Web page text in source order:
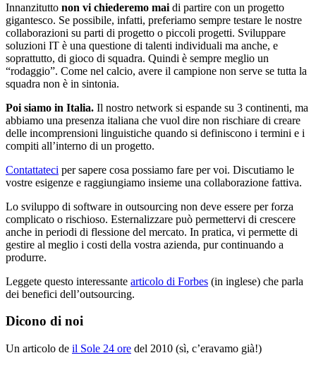
Innanzitutto non vi chiederemo mai di partire con un progetto
gigantesco. Se possibile, infatti, preferiamo sempre testare le nostre
collaborazioni su parti di progetto o piccoli progetti. Sviluppare
soluzioni IT è una questione di talenti individuali ma anche, e
soprattutto, di gioco di squadra. Quindi è sempre meglio un
“rodaggio”. Come nel calcio, avere il campione non serve se tutta la
squadra non è in sintonia.
Poi siamo in Italia. Il nostro network si espande su 3 continenti, ma
abbiamo una presenza italiana che vuol dire non rischiare di creare
delle incomprensioni linguistiche quando si definiscono i termini e i
compiti all’interno di un progetto.
Contattateci per sapere cosa possiamo fare per voi. Discutiamo le
vostre esigenze e raggiungiamo insieme una collaborazione fattiva.
Lo sviluppo di software in outsourcing non deve essere per forza
complicato o rischioso. Esternalizzare può permettervi di crescere
anche in periodi di flessione del mercato. In pratica, vi permette di
gestire al meglio i costi della vostra azienda, pur continuando a
produrre.
Leggete questo interessante articolo di Forbes (in inglese) che parla
dei benefici dell’outsourcing.
Dicono di noi
Un articolo de il Sole 24 ore del 2010 (sì, c’eravamo già!)